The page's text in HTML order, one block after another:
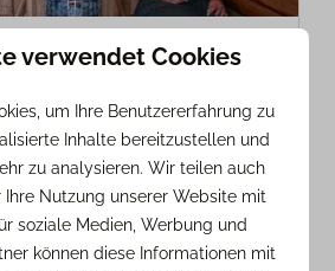
Sie in der Sauna
in einer Oase der
Dampf. Diese
sich auf dem
verwendet Cookies
um Ihre Benutzererfahrung zu
Inhalte bereitzustellen und
zu analysieren. Wir teilen auch
Ihre Nutzung unserer Website mit
soziale Medien, Werbung und
können diese Informationen mit